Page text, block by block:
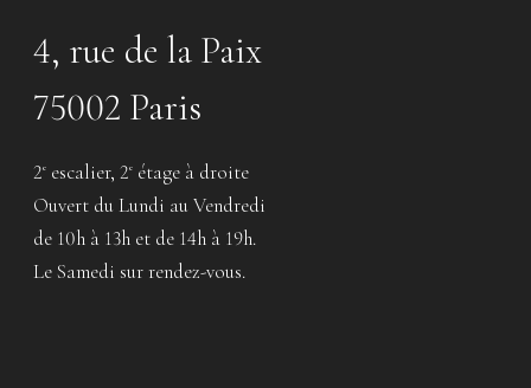
4, rue de la Paix
75002 Paris
2e escalier, 2e étage à droite
Ouvert du Lundi au Vendredi
de 10h à 13h et de 14h à 19h.
Le Samedi sur rendez-vous.